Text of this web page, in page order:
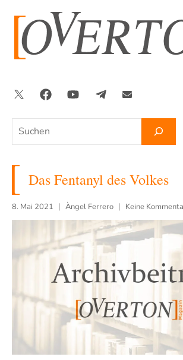
springen
Suchen
TwitterFacebookYouTubeTelegramNewsletter
Das Fentanyl des Volkes
8. Mai 2021 Àngel Ferrero Keine